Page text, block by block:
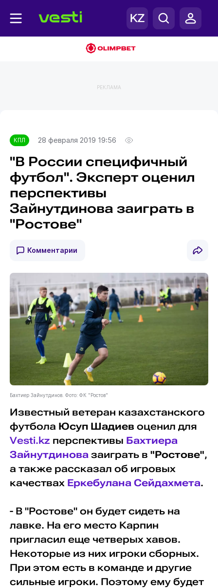
РЕКЛАМА
КПЛ 28 февраля 2019 19:56
"В России специфичный
футбол". Эксперт оценил
перспективы
Зайнутдинова заиграть в
"Ростове"
Комментарии
Бахтиер Зайнутдинов. Фото: ФК "Ростов"
Известный ветеран казахстанского
футбола Юсуп Шадиев оценил для
Vesti.kz перспективы Бахтиера
Зайнутдиновазаиграть в "Ростове",
а также рассказал об игровых
качествах Еркебулана Сейдахмета.
- В "Ростове" он будет сидеть на
лавке. На его место Карпин
пригласил еще четверых хавов.
Некоторые из них игроки сборных.
При этом есть в команде и другие
сильные игроки. Поэтому ему будет